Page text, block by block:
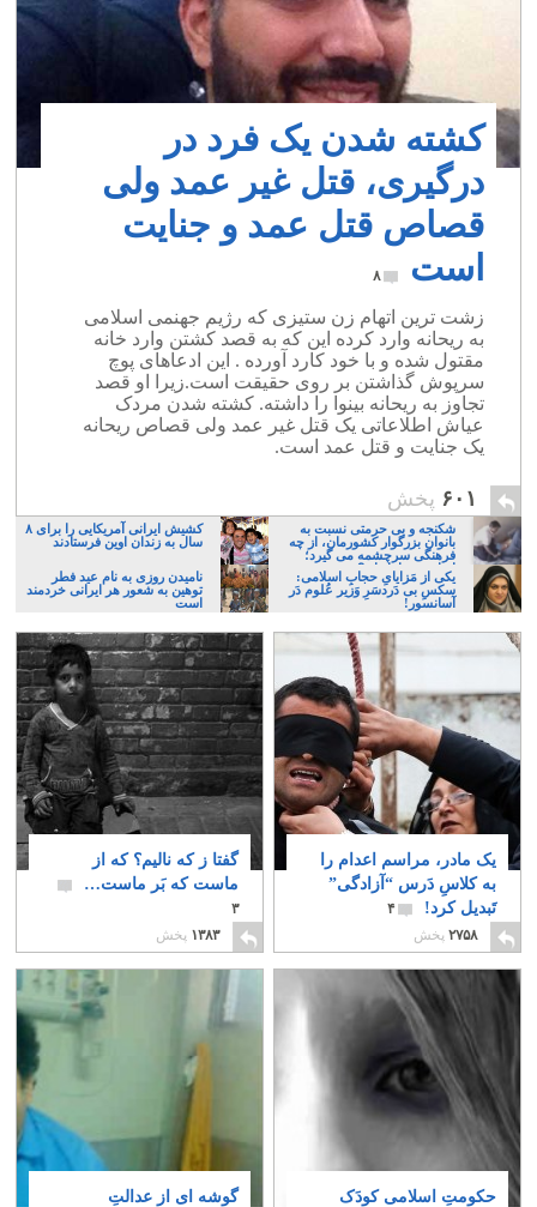
کشته شدن یک فرد در
درگیری، قتل غیر عمد ولی
قصاص قتل عمد و جنایت
است
۸
زشت ترین اتهام زن ستیزی که رژیم جهنمی اسلامی
به ریحانه وارد کرده این که به قصد کشتن وارد خانه
مقتول شده و با خود کارد آورده . این ادعاهای پوچ
سرپوش گذاشتن بر روی حقیقت است.زیرا او قصد
تجاوز به ریحانه بینوا را داشته. کشته شدن مردک
عیاش اطلاعاتی یک قتل غیر عمد ولی قصاص ریحانه
یک جنایت و قتل عمد است.
۶۰۱ پخش
شکنجه و بی حرمتی نسبت به
بانوان بزرگوار کشورمان، از چه
فرهنگی سرچشمه می گیرد؛
ایرانی، و یا تازیان؟
کشیش ایرانی آمریکایی را برای ۸
سال به زندان اوین فرستادند
یکی از مَزایایِ حجابِ اسلامی:
سکسِ بی دَردسَرِ وَزیر عُلوم دَر
آسانسور!
نامیدن روزی به نام عید فطر
توهین به شعور هر ایرانی خردمند
است
یک مادر، مراسم اعدام را
به کلاسِ دَرس “آزادگی”
تَبدیل کرد!
۴
۲۷۵۸ پخش
گفتا ز که نالیم؟ که از
ماست که بَر ماست…
۳
۱۳۸۳ پخش
حکومتِ اسلامی کودَک
گوشه ای از عدالتِ